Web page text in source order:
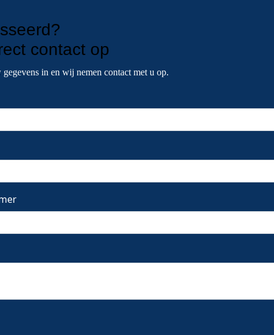
contact op
in en wij nemen contact met u op.